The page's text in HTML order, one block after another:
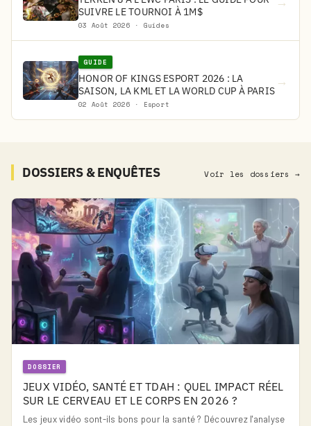
SUIVRE LE TOURNOI À 1M$
03 Août 2026 · Guides
GUIDE
HONOR OF KINGS ESPORT 2026 : LA
SAISON, LA KML ET LA WORLD CUP À PARIS
02 Août 2026 · Esport
→
DOSSIERS & ENQUÊTES Voir les dossiers →
DOSSIER
JEUX VIDÉO, SANTÉ ET TDAH : QUEL IMPACT RÉEL
SUR LE CERVEAU ET LE CORPS EN 2026 ?
Les jeux vidéo sont-ils bons pour la santé ? Découvrez l'analyse